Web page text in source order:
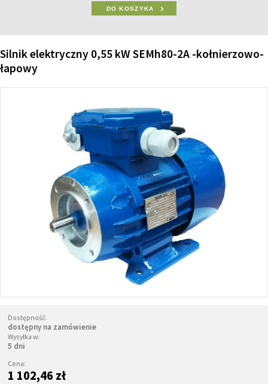
DO KOSZYKA
Silnik elektryczny 0,55 kW SEMh80-2A -kołnierzowo-
łapowy
Dostępność:
dostępny na zamówienie
Wysyłka w:
5 dni
Cena:
1 102,46 zł